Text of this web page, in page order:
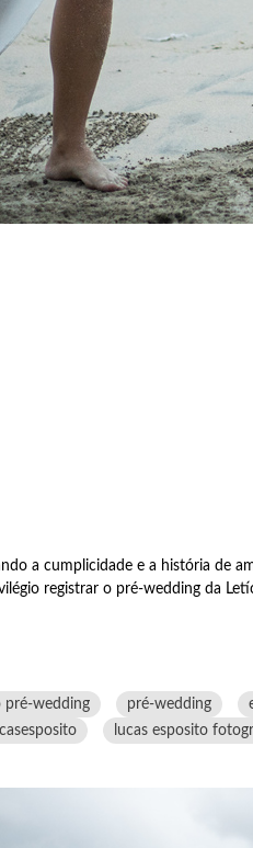
a cumplicidade e a história de
registrar o pré-wedding da
pré-wedding pré-wedding
lucas esposito